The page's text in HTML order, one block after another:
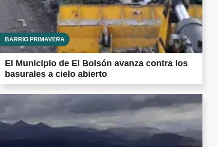
BARRIO PRIMAVERA
El Municipio de El Bolsón avanza contra los
basurales a cielo abierto